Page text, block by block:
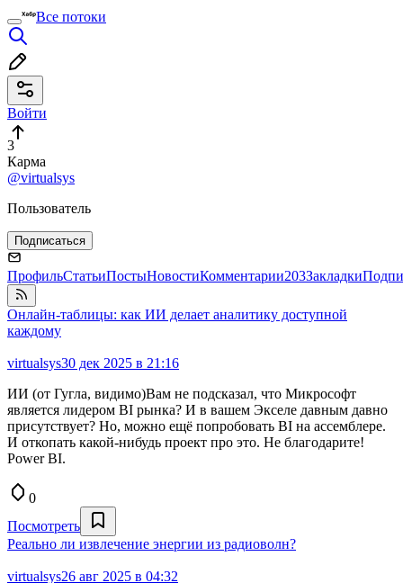
Все потоки
Войти
3
Карма
@virtualsys
Пользователь
Подписаться
ПрофильСтатьиПостыНовостиКомментарии203Закладки
Онлайн-таблицы: как ИИ делает аналитику доступной
каждому
virtualsys30 дек 2025 в 21:16
ИИ (от Гугла, видимо)Вам не подсказал, что Микрософт
является лидером BI рынка? И в вашем Экселе давным давно
присутствует? Но, можно ещё попробовать BI на ассемблере.
И откопать какой-нибудь проект про это. Не благодарите!
Power BI.
0
Посмотреть
Реально ли извлечение энергии из радиоволн?
virtualsys26 авг 2025 в 04:32